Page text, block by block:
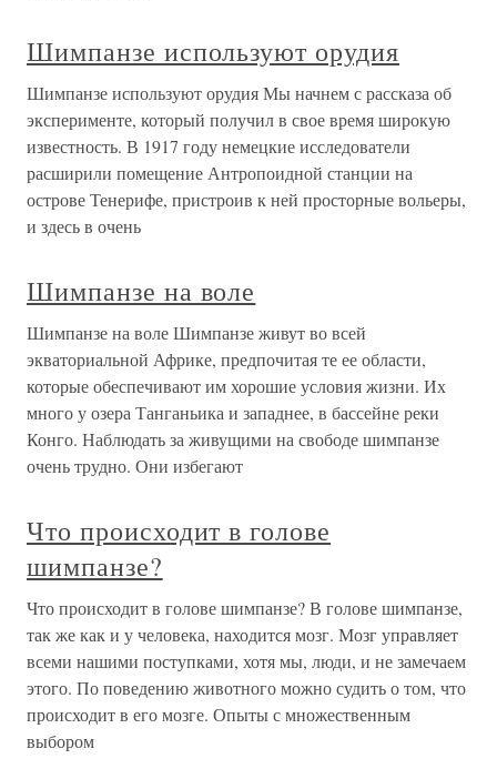
Шимпанзе используют орудия
Шимпанзе используют орудия Мы начнем с рассказа об
эксперименте, который получил в свое время широкую
известность. В 1917 году немецкие исследователи
расширили помещение Антропоидной станции на
острове Тенерифе, пристроив к ней просторные вольеры,
и здесь в очень
Шимпанзе на воле
Шимпанзе на воле Шимпанзе живут во всей
экваториальной Африке, предпочитая те ее области,
которые обеспечивают им хорошие условия жизни. Их
много у озера Танганьика и западнее, в бассейне реки
Конго. Наблюдать за живущими на свободе шимпанзе
очень трудно. Они избегают
Что происходит в голове
шимпанзе?
Что происходит в голове шимпанзе? В голове шимпанзе,
так же как и у человека, находится мозг. Мозг управляет
всеми нашими поступками, хотя мы, люди, и не замечаем
этого. По поведению животного можно судить о том, что
происходит в его мозге. Опыты с множественным
выбором